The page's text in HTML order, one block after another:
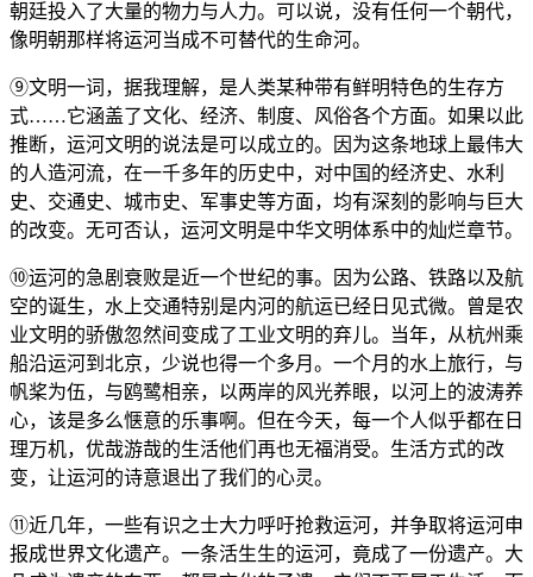
朝廷投入了大量的物力与人力。可以说，没有任何一个朝代，
像明朝那样将运河当成不可替代的生命河。
⑨文明一词，据我理解，是人类某种带有鲜明特色的生存方
式……它涵盖了文化、经济、制度、风俗各个方面。如果以此
推断，运河文明的说法是可以成立的。因为这条地球上最伟大
的人造河流，在一千多年的历史中，对中国的经济史、水利
史、交通史、城市史、军事史等方面，均有深刻的影响与巨大
的改变。无可否认，运河文明是中华文明体系中的灿烂章节。
⑩运河的急剧衰败是近一个世纪的事。因为公路、铁路以及航
空的诞生，水上交通特别是内河的航运已经日见式微。曾是农
业文明的骄傲忽然间变成了工业文明的弃儿。当年，从杭州乘
船沿运河到北京，少说也得一个多月。一个月的水上旅行，与
帆桨为伍，与鸥鹭相亲，以两岸的风光养眼，以河上的波涛养
心，该是多么惬意的乐事啊。但在今天，每一个人似乎都在日
理万机，优哉游哉的生活他们再也无福消受。生活方式的改
变，让运河的诗意退出了我们的心灵。
⑪近几年，一些有识之士大力呼吁抢救运河，并争取将运河申
报成世界文化遗产。一条活生生的运河，竟成了一份遗产。大